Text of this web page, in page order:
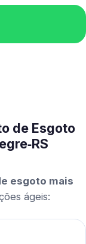
de Esgoto
esgoto mais
ágeis: